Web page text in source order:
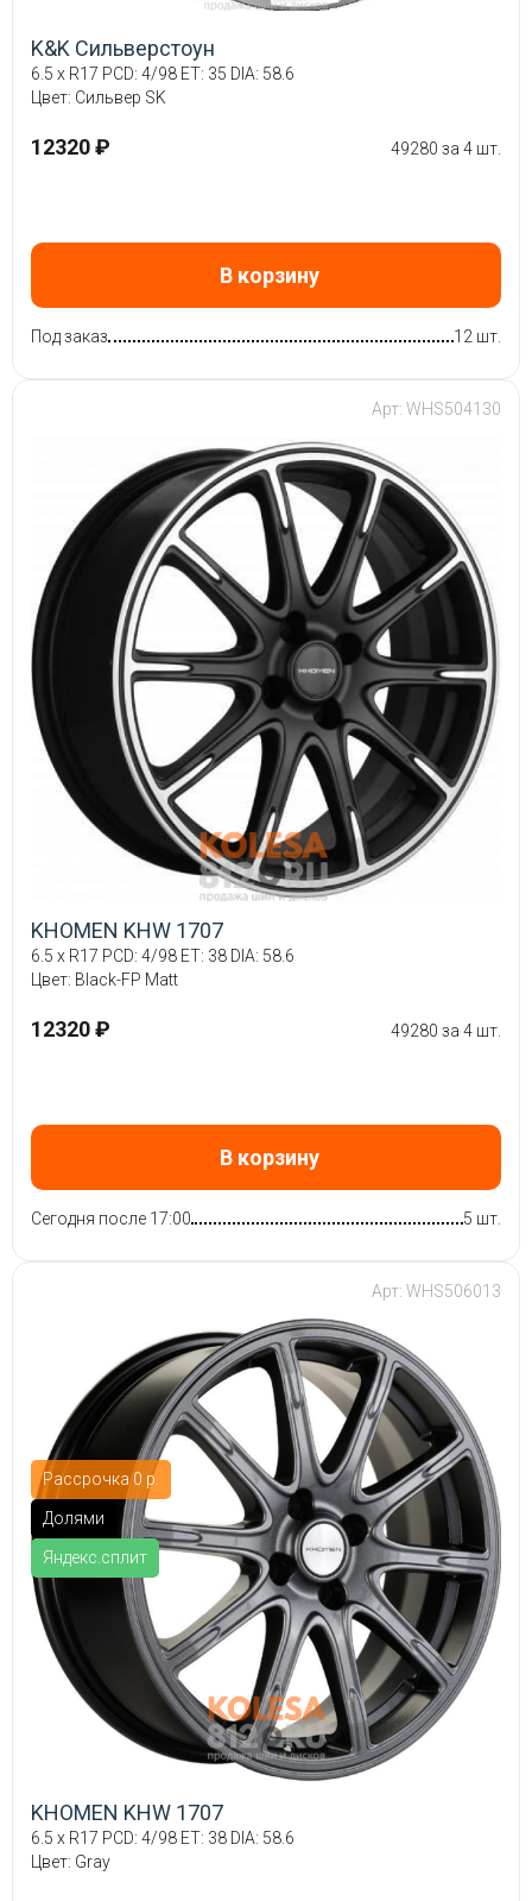
K&K Сильверстоун
6.5 x R17 PCD: 4/98 ET: 35 DIA: 58.6
Цвет: Сильвер SK
12320 ₽ 49280 за 4 шт.
В корзину
Под заказ 12 шт.
Арт: WHS504130
KHOMEN KHW 1707
6.5 x R17 PCD: 4/98 ET: 38 DIA: 58.6
Цвет: Black-FP Matt
12320 ₽ 49280 за 4 шт.
В корзину
Сегодня после 17:00 5 шт.
Рассрочка 0 р.
Долями
Яндекс.сплит
Арт: WHS506013
KHOMEN KHW 1707
6.5 x R17 PCD: 4/98 ET: 38 DIA: 58.6
Цвет: Gray